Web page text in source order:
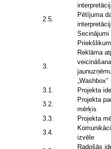
2.5.
Pētījuma
Secinājumi
3.
Reklāma
„Washbox”
3.1. Projekta
3.2.
Projekta
mērķis
3.3.
Projekta
3.4.
izvēle
Radošās